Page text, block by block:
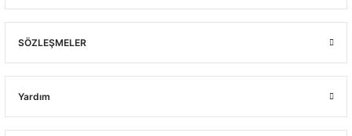
SÖZLEŞMELER
Yardım